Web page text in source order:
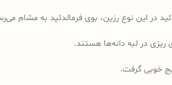
در لبه دانه‌ها هستند.
خوبی گرفت.